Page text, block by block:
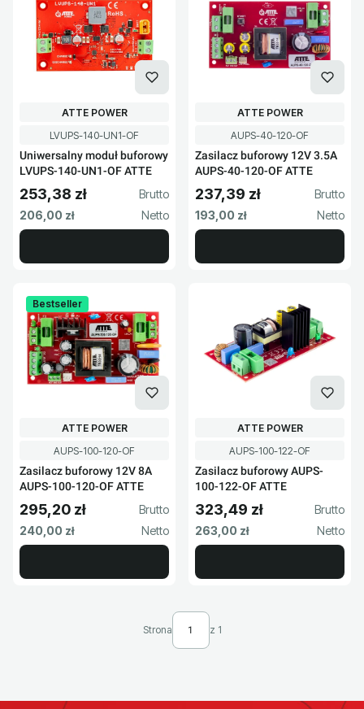
Kod produktu
LVUPS-140-UN1-OF
Uniwersalny moduł buforowy
LVUPS-140-UN1-OF ATTE
PRODUCENT
ATTE POWER
Cena brutto
253,38 zł
Cena netto
206,00 zł
Kod produktu
AUPS-40-120-OF
Zasilacz buforowy 12V 3.5A
AUPS-40-120-OF ATTE
PRODUCENT
ATTE POWER
Cena brutto
237,39 zł
Cena netto
193,00 zł
Bestseller
Kod produktu
AUPS-100-120-OF
Zasilacz buforowy 12V 8A
AUPS-100-120-OF ATTE
PRODUCENT
ATTE POWER
Cena brutto
295,20 zł
Cena netto
240,00 zł
Kod produktu
AUPS-100-122-OF
Zasilacz buforowy AUPS-
100-122-OF ATTE
PRODUCENT
ATTE POWER
Cena brutto
323,49 zł
Cena netto
263,00 zł
Strona z 1